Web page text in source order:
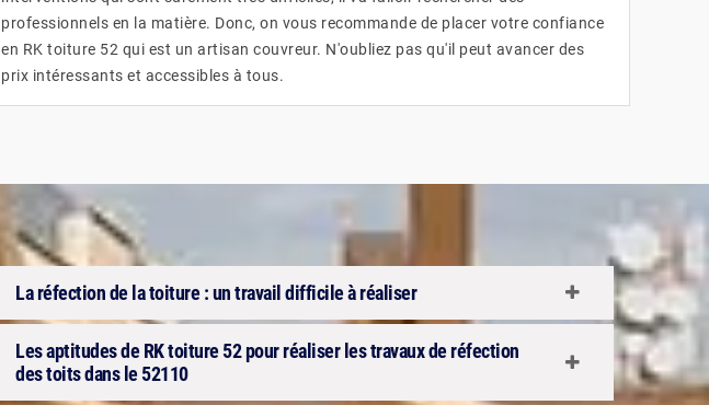
professionnels en la matière. Donc, on vous recommande de placer votre confiance
en RK toiture 52 qui est un artisan couvreur. N'oubliez pas qu'il peut avancer des
prix intéressants et accessibles à tous.
La réfection de la toiture : un travail difficile à réaliser
Les aptitudes de RK toiture 52 pour réaliser les travaux de réfection
des toits dans le 52110